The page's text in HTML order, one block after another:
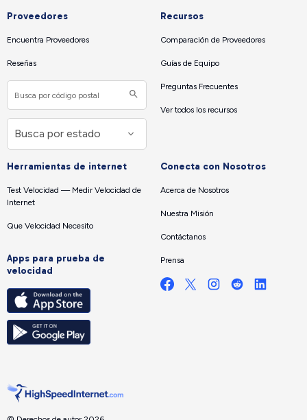
Proveedores
Encuentra Proveedores
Reseñas
Recursos
Comparación de Proveedores
Guías de Equipo
Preguntas Frecuentes
Ver todos los recursos
Herramientas de internet
Test Velocidad — Medir Velocidad de
Internet
Que Velocidad Necesito
Apps para prueba de
velocidad
Conecta con Nosotros
Acerca de Nosotros
Nuestra Misión
Contáctanos
Prensa